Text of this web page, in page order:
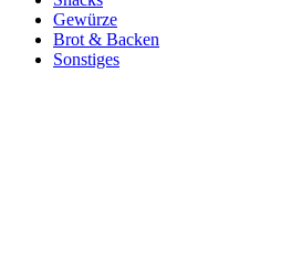
Gewürze
Brot & Backen
Sonstiges